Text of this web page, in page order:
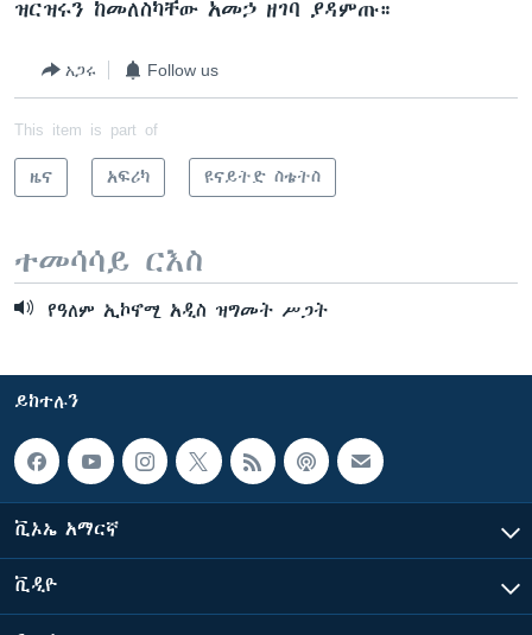
ዝርዝሩን ከመለስካቸው አመኃ ዘገባ ያዳምጡ።
አጋሩ Follow us
This item is part of
ዜና አፍሪካ ዩናይትድ ስቴትስ
ተመሳሳይ ርእስ
የዓለም ኢኮኖሚ አዲስ ዝግመት ሥጋት
ይከተሉን
ቪኦኤ አማርኛ
ቪዲዮ